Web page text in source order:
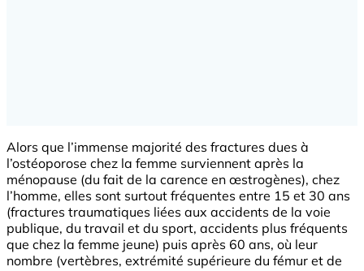
Alors que l’immense majorité des fractures dues à
l’ostéoporose chez la femme surviennent après la
ménopause (du fait de la carence en œstrogènes), chez
l’homme, elles sont surtout fréquentes entre 15 et 30 ans
(fractures traumatiques liées aux accidents de la voie
publique, du travail et du sport, accidents plus fréquents
que chez la femme jeune) puis après 60 ans, où leur
nombre (vertèbres, extrémité supérieure du fémur et de